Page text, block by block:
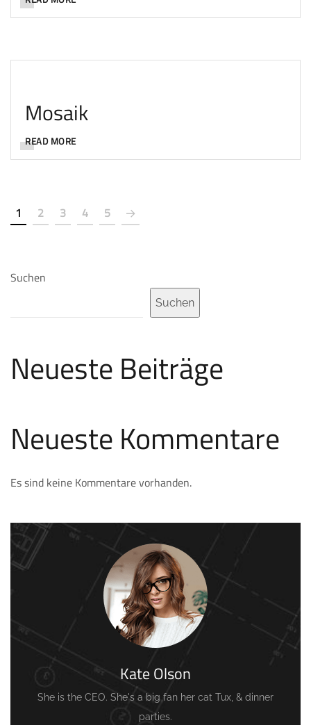
Mosaik
READ MORE
1 2 3 4 5
Suchen
Suchen
Neueste Beiträge
Neueste Kommentare
Es sind keine Kommentare vorhanden.
Kate Olson
She is the CEO. She's a big fan her cat Tux, & dinner
parties.